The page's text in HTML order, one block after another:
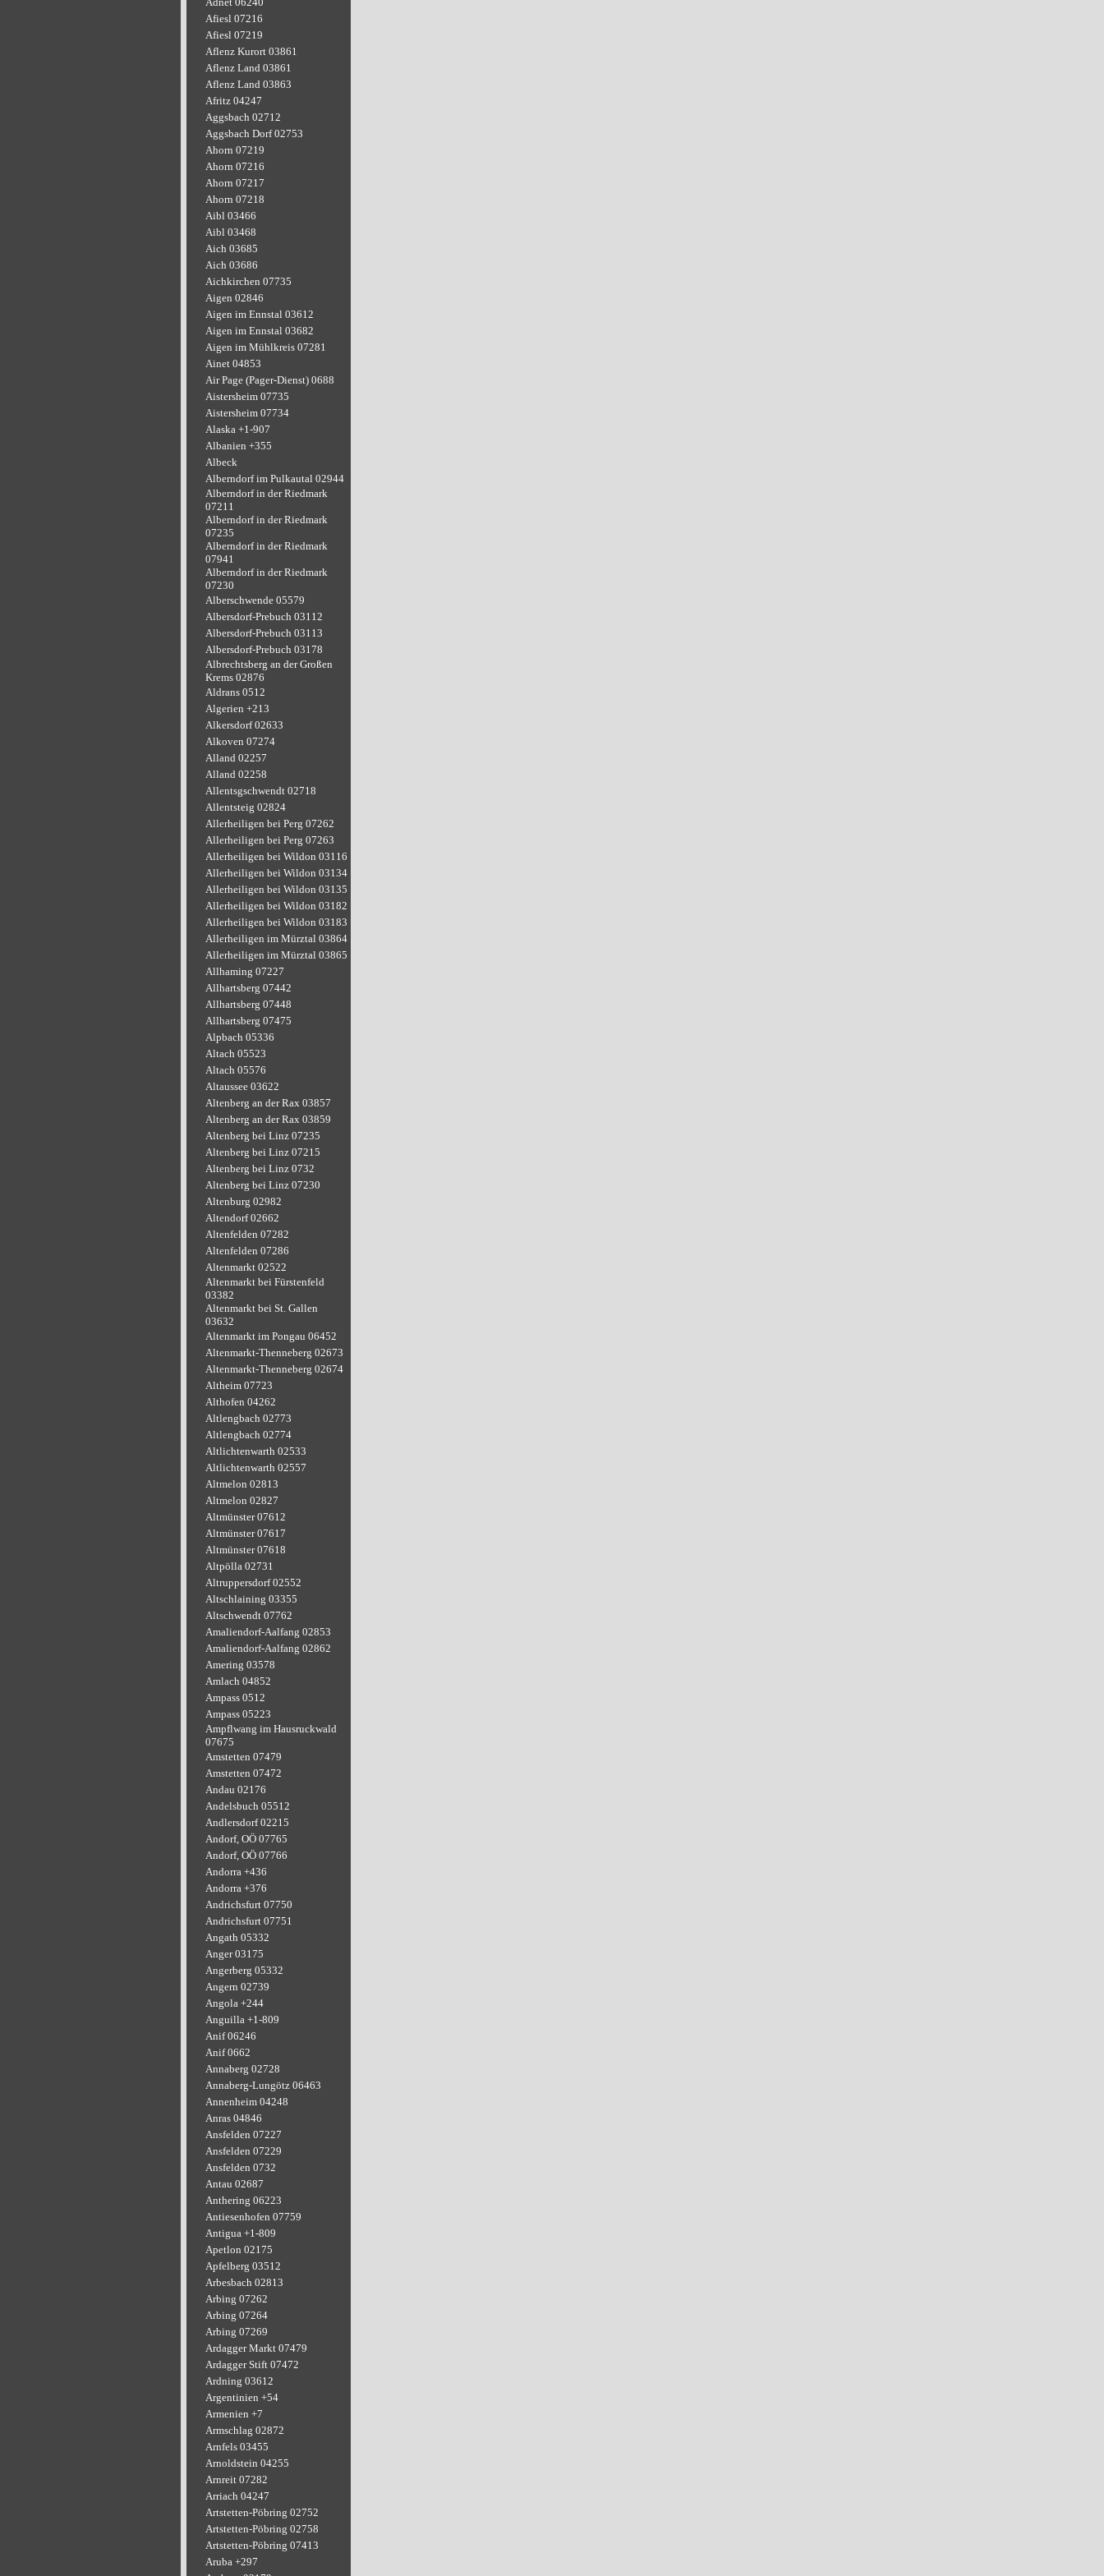
Afiesl 07216
Afiesl 07219
Aflenz Kurort 03861
Aflenz Land 03861
Aflenz Land 03863
Afritz 04247
Aggsbach 02712
Aggsbach Dorf 02753
Ahorn 07219
Ahorn 07216
Ahorn 07217
Ahorn 07218
Aibl 03466
Aibl 03468
Aich 03685
Aich 03686
Aichkirchen 07735
Aigen 02846
Aigen im Ennstal 03612
Aigen im Ennstal 03682
Aigen im Mühlkreis 07281
Ainet 04853
Air Page (Pager-Dienst) 0688
Aistersheim 07735
Aistersheim 07734
Alaska +1-907
Albanien +355
Albeck
Alberndorf im Pulkautal 02944
Alberndorf in der Riedmark
07211
Alberndorf in der Riedmark
07235
Alberndorf in der Riedmark
07941
Alberndorf in der Riedmark
07230
Alberschwende 05579
Albersdorf-Prebuch 03112
Albersdorf-Prebuch 03113
Albersdorf-Prebuch 03178
Albrechtsberg an der Großen
Krems 02876
Aldrans 0512
Algerien +213
Alkersdorf 02633
Alkoven 07274
Alland 02257
Alland 02258
Allentsgschwendt 02718
Allentsteig 02824
Allerheiligen bei Perg 07262
Allerheiligen bei Perg 07263
Allerheiligen bei Wildon 03116
Allerheiligen bei Wildon 03134
Allerheiligen bei Wildon 03135
Allerheiligen bei Wildon 03182
Allerheiligen bei Wildon 03183
Allerheiligen im Mürztal 03864
Allerheiligen im Mürztal 03865
Allhaming 07227
Allhartsberg 07442
Allhartsberg 07448
Allhartsberg 07475
Alpbach 05336
Altach 05523
Altach 05576
Altaussee 03622
Altenberg an der Rax 03857
Altenberg an der Rax 03859
Altenberg bei Linz 07235
Altenberg bei Linz 07215
Altenberg bei Linz 0732
Altenberg bei Linz 07230
Altenburg 02982
Altendorf 02662
Altenfelden 07282
Altenfelden 07286
Altenmarkt 02522
Altenmarkt bei Fürstenfeld
03382
Altenmarkt bei St. Gallen
03632
Altenmarkt im Pongau 06452
Altenmarkt-Thenneberg 02673
Altenmarkt-Thenneberg 02674
Altheim 07723
Althofen 04262
Altlengbach 02773
Altlengbach 02774
Altlichtenwarth 02533
Altlichtenwarth 02557
Altmelon 02813
Altmelon 02827
Altmünster 07612
Altmünster 07617
Altmünster 07618
Altpölla 02731
Altruppersdorf 02552
Altschlaining 03355
Altschwendt 07762
Amaliendorf-Aalfang 02853
Amaliendorf-Aalfang 02862
Amering 03578
Amlach 04852
Ampass 0512
Ampass 05223
Ampflwang im Hausruckwald
07675
Amstetten 07479
Amstetten 07472
Andau 02176
Andelsbuch 05512
Andlersdorf 02215
Andorf, OÖ 07765
Andorf, OÖ 07766
Andorra +436
Andorra +376
Andrichsfurt 07750
Andrichsfurt 07751
Angath 05332
Anger 03175
Angerberg 05332
Angern 02739
Angola +244
Anguilla +1-809
Anif 06246
Anif 0662
Annaberg 02728
Annaberg-Lungötz 06463
Annenheim 04248
Anras 04846
Ansfelden 07227
Ansfelden 07229
Ansfelden 0732
Antau 02687
Anthering 06223
Antiesenhofen 07759
Antigua +1-809
Apetlon 02175
Apfelberg 03512
Arbesbach 02813
Arbing 07262
Arbing 07264
Arbing 07269
Ardagger Markt 07479
Ardagger Stift 07472
Ardning 03612
Argentinien +54
Armenien +7
Armschlag 02872
Arnfels 03455
Arnoldstein 04255
Arnreit 07282
Arriach 04247
Artstetten-Pöbring 02752
Artstetten-Pöbring 02758
Artstetten-Pöbring 07413
Aruba +297